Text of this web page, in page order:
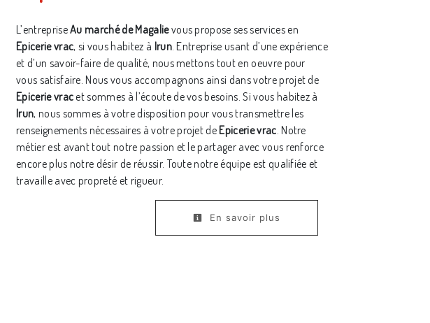
L’entrepriseAu marché de Magalievous propose ses services en
Epicerie vrac, si vous habitez à Irun. Entreprise usant d’une expérience
et d’un savoir-faire de qualité, nous mettons tout en oeuvre pour
vous satisfaire. Nous vous accompagnons ainsi dans votre projet de
Epicerie vracet sommes à l’écoute de vos besoins. Si vous habitez à
Irun, nous sommes à votre disposition pour vous transmettre les
renseignements nécessaires à votre projet deEpicerie vrac. Notre
métier est avant tout notre passion et le partager avec vous renforce
encore plus notre désir de réussir. Toute notre équipe est qualifiée et
travaille avec propreté et rigueur.
En savoir plus